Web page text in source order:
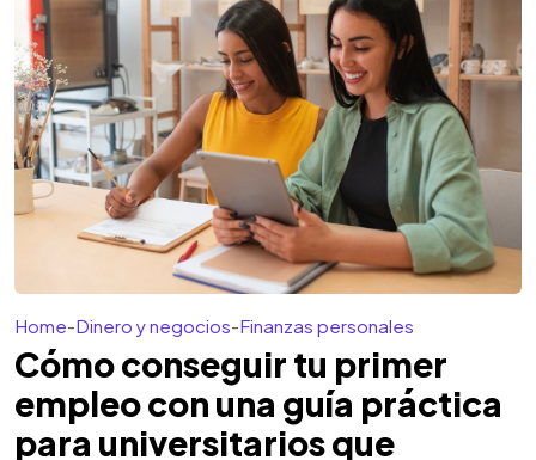
Home-Dinero y negocios-Finanzas personales
Cómo conseguir tu primer
empleo con una guía práctica
para universitarios que